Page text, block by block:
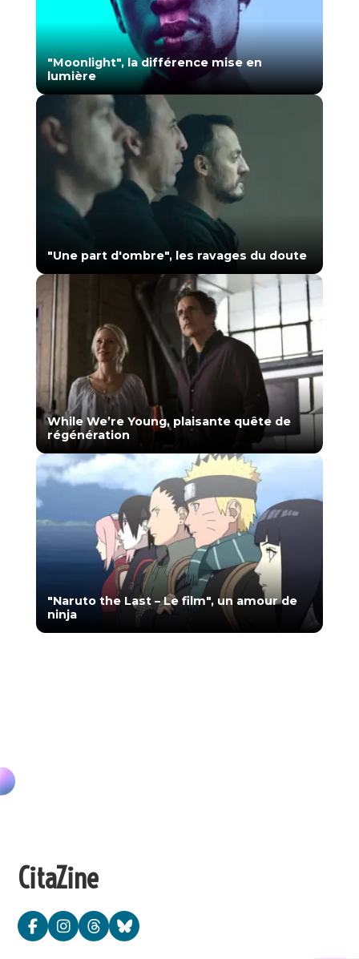
"Moonlight", la différence mise en
lumière
"Une part d'ombre", les ravages du doute
While We’re Young, plaisante quête de
régénération
"Naruto the Last – Le film", un amour de
ninja
CitaZine